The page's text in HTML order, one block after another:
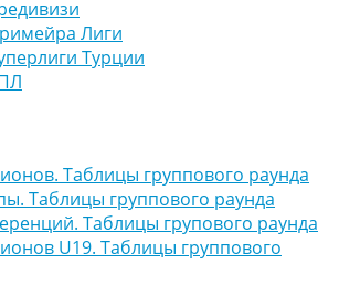
Лиги
Турции
Таблицы группового раунда
Таблицы группового раунда
Таблицы групового раунда
U19. Таблицы группового